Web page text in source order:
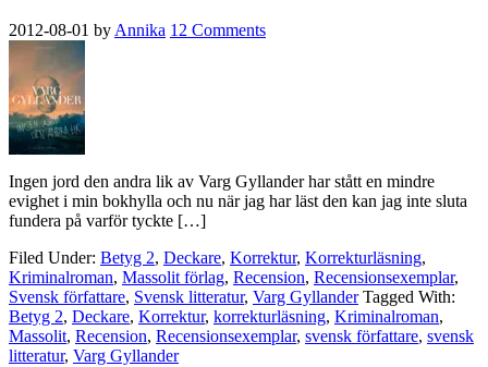
2012-08-01 by Annika 12 Comments
Ingen jord den andra lik av Varg Gyllander har stått en mindre
evighet i min bokhylla och nu när jag har läst den kan jag inte sluta
fundera på varför tyckte […]
Filed Under: Betyg 2, Deckare, Korrektur, Korrekturläsning,
Kriminalroman, Massolit förlag, Recension, Recensionsexemplar,
Svensk författare, Svensk litteratur, Varg Gyllander Tagged With:
Betyg 2, Deckare, Korrektur, korrekturläsning, Kriminalroman,
Massolit, Recension, Recensionsexemplar, svensk författare, svensk
litteratur, Varg Gyllander